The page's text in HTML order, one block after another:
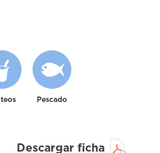
Pescado
Descargar ficha